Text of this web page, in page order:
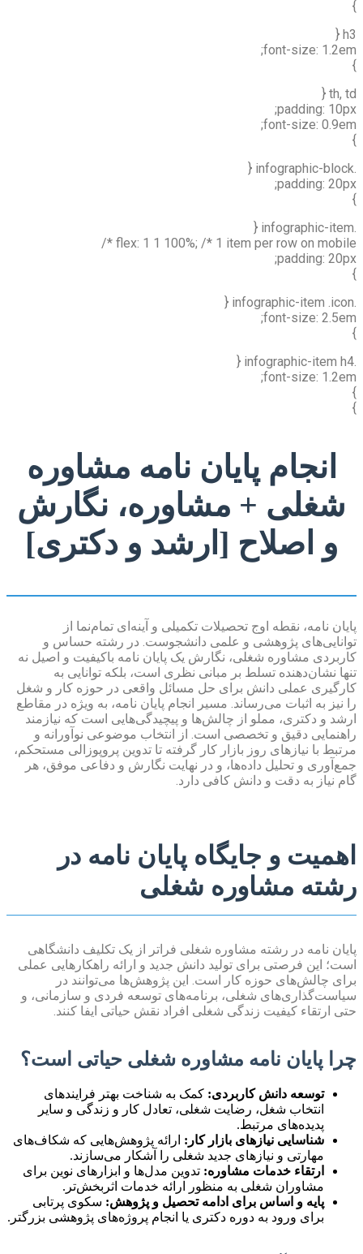
}
h3 {
font-size: 1.2em;
}
th, td {
padding: 10px;
font-size: 0.9em;
}
.infographic-block {
padding: 20px;
}
.infographic-item {
flex: 1 1 100%; /* 1 item per row on mobile */
padding: 20px;
}
.infographic-item .icon {
font-size: 2.5em;
}
.infographic-item h4 {
font-size: 1.2em;
}
}
انجام پایان نامه مشاوره
شغلی + مشاوره، نگارش
و اصلاح [ارشد و دکتری]
پایان نامه، نقطه اوج تحصیلات تکمیلی و آینه‌ای تمام‌نما از
توانایی‌های پژوهشی و علمی دانشجوست. در رشته حساس و
کاربردی مشاوره شغلی، نگارش یک پایان نامه باکیفیت و اصیل نه
تنها نشان‌دهنده تسلط بر مبانی نظری است، بلکه توانایی به
کارگیری عملی دانش برای حل مسائل واقعی در حوزه کار و شغل
را نیز به اثبات می‌رساند. مسیر انجام پایان نامه، به ویژه در مقاطع
ارشد و دکتری، مملو از چالش‌ها و پیچیدگی‌هایی است که نیازمند
راهنمایی دقیق و تخصصی است. از انتخاب موضوعی نوآورانه و
مرتبط با نیازهای روز بازار کار گرفته تا تدوین پروپوزالی مستحکم،
جمع‌آوری و تحلیل داده‌ها، و در نهایت نگارش و دفاعی موفق، هر
گام نیاز به دقت و دانش کافی دارد.
اهمیت و جایگاه پایان نامه در
رشته مشاوره شغلی
پایان نامه در رشته مشاوره شغلی فراتر از یک تکلیف دانشگاهی
است؛ این فرصتی برای تولید دانش جدید و ارائه راهکارهایی عملی
برای چالش‌های حوزه کار است. این پژوهش‌ها می‌توانند در
سیاست‌گذاری‌های شغلی، برنامه‌های توسعه فردی و سازمانی، و
حتی ارتقاء کیفیت زندگی شغلی افراد نقش حیاتی ایفا کنند.
چرا پایان نامه مشاوره شغلی حیاتی است؟
توسعه دانش کاربردی: کمک به شناخت بهتر فرایندهای
انتخاب شغل، رضایت شغلی، تعادل کار و زندگی و سایر
پدیده‌های مرتبط.
شناسایی نیازهای بازار کار: ارائه پژوهش‌هایی که شکاف‌های
مهارتی و نیازهای جدید شغلی را آشکار می‌سازند.
ارتقاء خدمات مشاوره: تدوین مدل‌ها و ابزارهای نوین برای
مشاوران شغلی به منظور ارائه خدمات اثربخش‌تر.
پایه و اساس برای ادامه تحصیل و پژوهش: سکوی پرتابی
برای ورود به دوره دکتری یا انجام پروژه‌های پژوهشی بزرگتر.